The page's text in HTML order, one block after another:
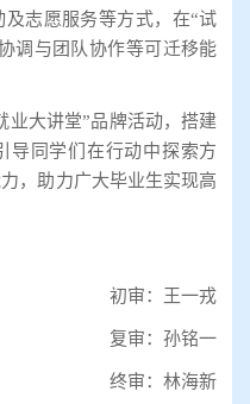
志愿服务等方式，在“试
调与团队协作等可迁移能
业大讲堂”品牌活动，搭建
导同学们在行动中探索方
，助力广大毕业生实现高
初审：王一戎
复审：孙铭一
终审：林海新